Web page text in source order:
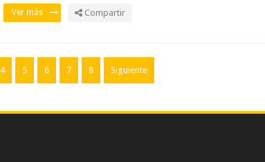
Ver más Compartir
4 5 6 7 8 Siguiente